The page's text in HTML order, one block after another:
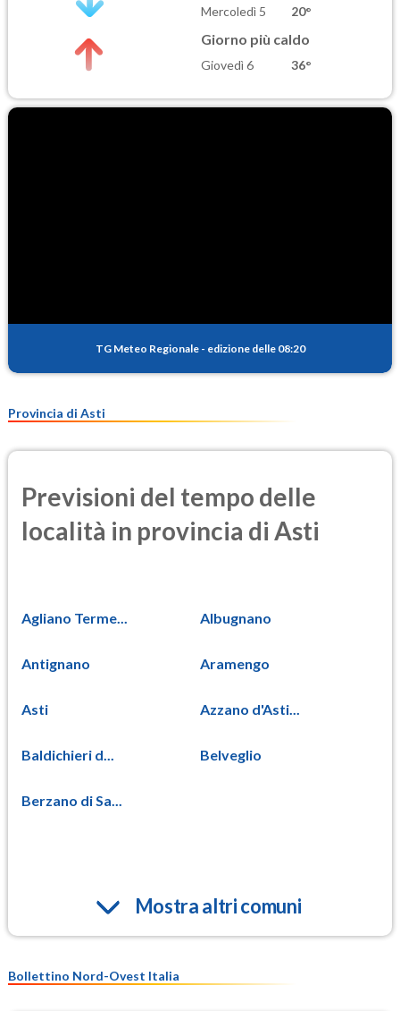
Mercoledì 5 20°
Giorno più caldo
Giovedì 6 36°
TG Meteo Regionale - edizione delle 08:20
Provincia di Asti
Previsioni del tempo delle
località in provincia di Asti
Agliano Terme... Albugnano
Antignano Aramengo
Asti Azzano d'Asti...
Baldichieri d... Belveglio
Berzano di Sa...
Mostra altri comuni
Bollettino Nord-Ovest Italia